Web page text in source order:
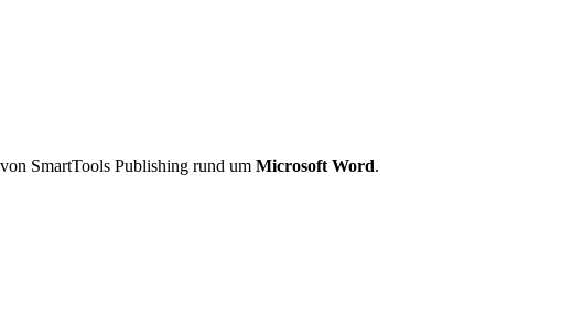
SmartTools Publishing rund um Microsoft Word.